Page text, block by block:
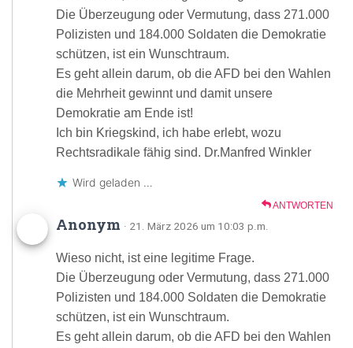
Die Überzeugung oder Vermutung, dass 271.000
Polizisten und 184.000 Soldaten die Demokratie
schützen, ist ein Wunschtraum.
Es geht allein darum, ob die AFD bei den Wahlen
die Mehrheit gewinnt und damit unsere
Demokratie am Ende ist!
Ich bin Kriegskind, ich habe erlebt, wozu
Rechtsradikale fähig sind. Dr.Manfred Winkler
Wird geladen …
ANTWORTEN
Anonym · 21. März 2026 um 10:03 p.m.
Wieso nicht, ist eine legitime Frage.
Die Überzeugung oder Vermutung, dass 271.000
Polizisten und 184.000 Soldaten die Demokratie
schützen, ist ein Wunschtraum.
Es geht allein darum, ob die AFD bei den Wahlen